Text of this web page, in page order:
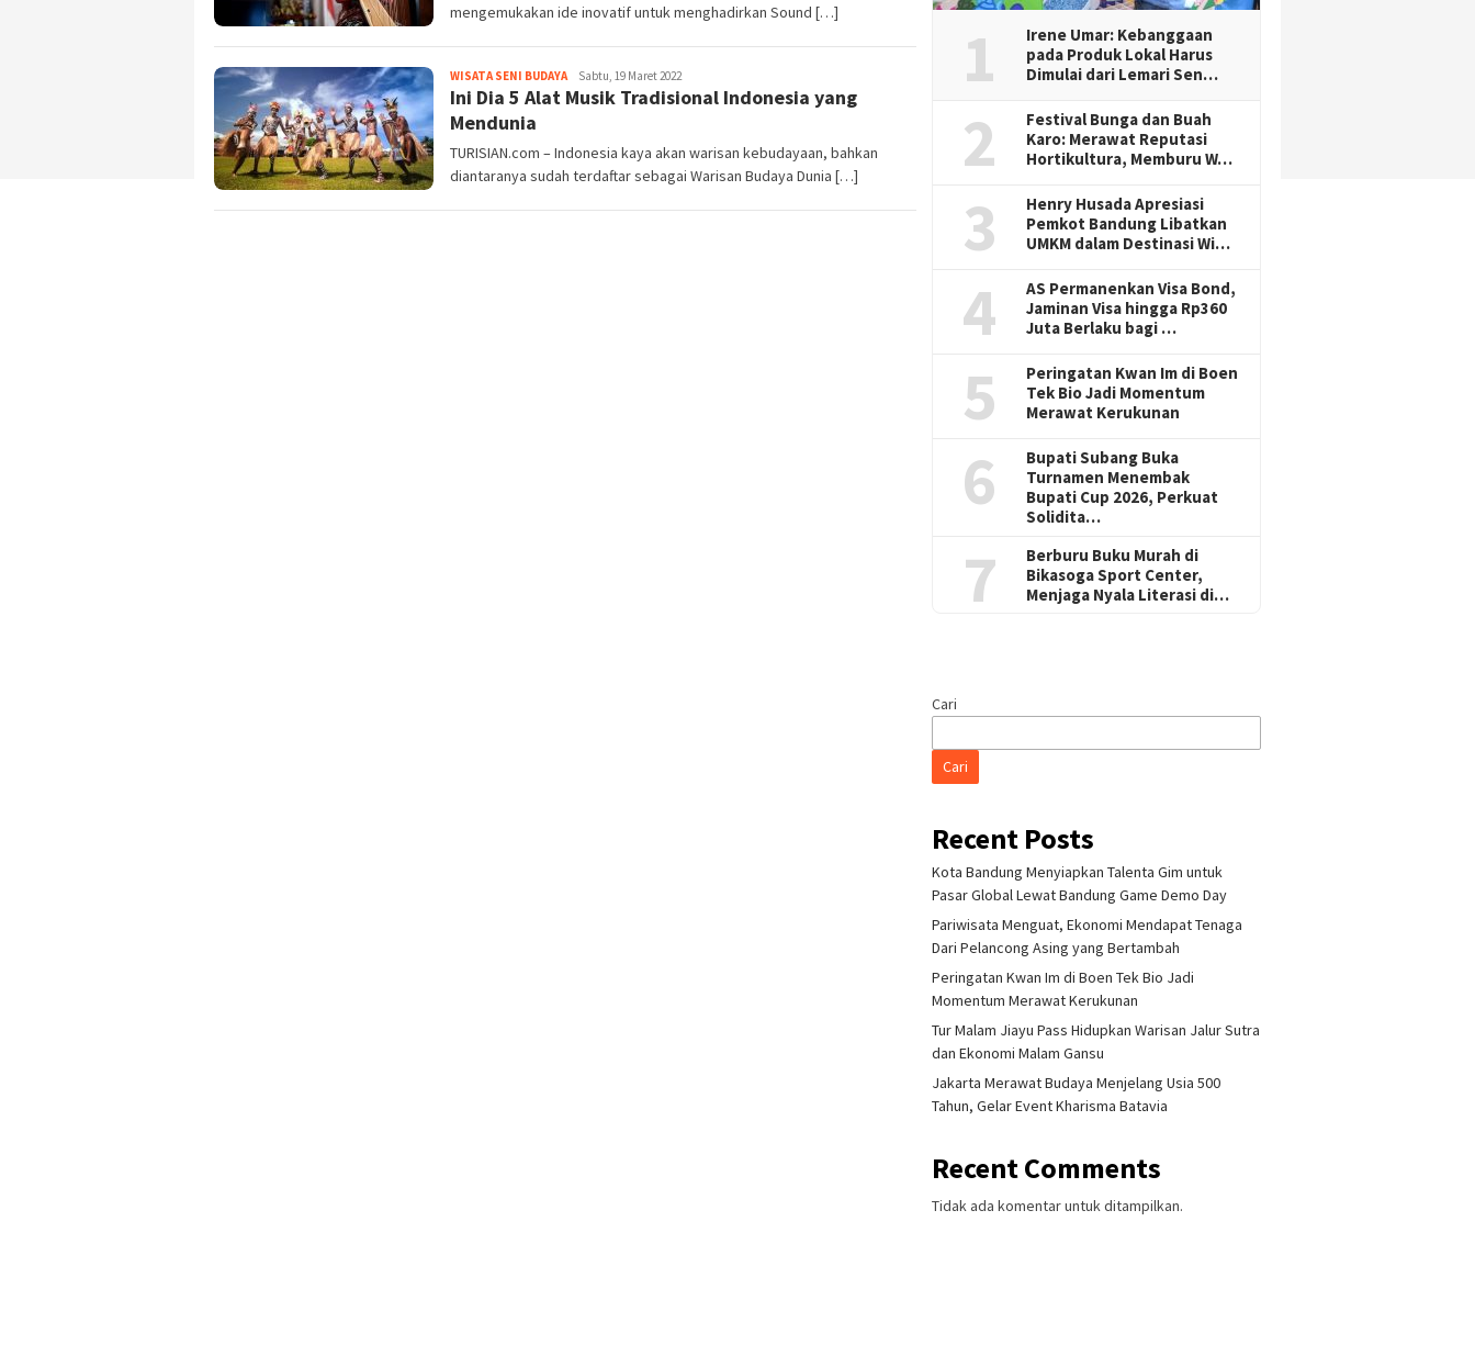
mengemukakan ide inovatif untuk menghadirkan Sound […]
WISATA SENI BUDAYAIwan
Gunawan
Sabtu, 19 Maret 2022
Ini Dia 5 Alat Musik Tradisional Indonesia yang
Mendunia
TURISIAN.com – Indonesia kaya akan warisan kebudayaan, bahkan
diantaranya sudah terdaftar sebagai Warisan Budaya Dunia […]
1
Irene Umar: Kebanggaan
pada Produk Lokal Harus
Dimulai dari Lemari Sen…
2
Festival Bunga dan Buah
Karo: Merawat Reputasi
Hortikultura, Memburu W…
3
Henry Husada Apresiasi
Pemkot Bandung Libatkan
UMKM dalam Destinasi Wi…
4
AS Permanenkan Visa Bond,
Jaminan Visa hingga Rp360
Juta Berlaku bagi …
5
Peringatan Kwan Im di Boen
Tek Bio Jadi Momentum
Merawat Kerukunan
6
Bupati Subang Buka
Turnamen Menembak
Bupati Cup 2026, Perkuat
Solidita…
7
Berburu Buku Murah di
Bikasoga Sport Center,
Menjaga Nyala Literasi di…
Cari
Cari
Recent Posts
Kota Bandung Menyiapkan Talenta Gim untuk
Pasar Global Lewat Bandung Game Demo Day
Pariwisata Menguat, Ekonomi Mendapat Tenaga
Dari Pelancong Asing yang Bertambah
Peringatan Kwan Im di Boen Tek Bio Jadi
Momentum Merawat Kerukunan
Tur Malam Jiayu Pass Hidupkan Warisan Jalur Sutra
dan Ekonomi Malam Gansu
Jakarta Merawat Budaya Menjelang Usia 500
Tahun, Gelar Event Kharisma Batavia
Recent Comments
Tidak ada komentar untuk ditampilkan.